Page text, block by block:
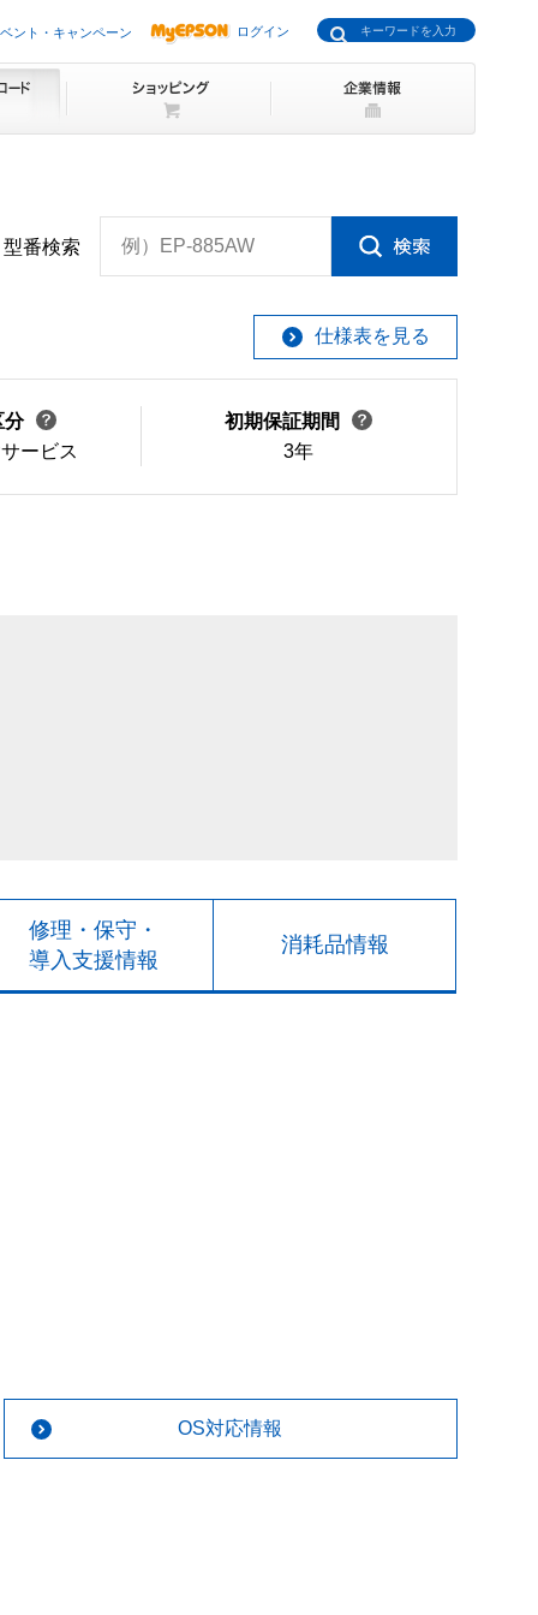
ント・キャンペーン ログイン
型番検索 例）EP-885AW
仕様表を見る
分
ービス
初期保証期間
3年
修理・保守・
導入支援情報
消耗品情報
OS対応情報